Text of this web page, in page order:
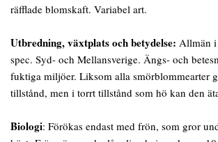
räfflade blomskaft. Variabel art.
Utbredning, växtplats ochbetydelse: Allmän i
spec. Syd- och Mellansverige. Ängs- och
fuktiga miljöer. Liksom alla smörblommearter
tillstånd, men i torrt tillstånd som hö kan den
Biologi: Förökas endast med frön, som gror